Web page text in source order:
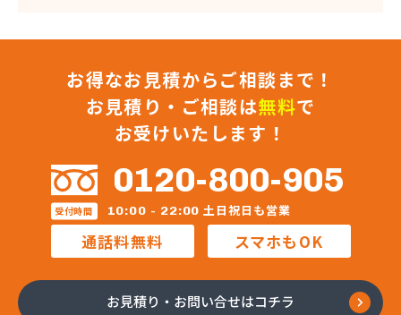
お得なお見積からご相談まで！
お見積り・ご相談は無料で
お受けいたします！
0120-800-905
受付時間 10:00 - 22:00 土日祝日も営業
通話料無料 スマホもOK
お見積り・お問い合せはコチラ